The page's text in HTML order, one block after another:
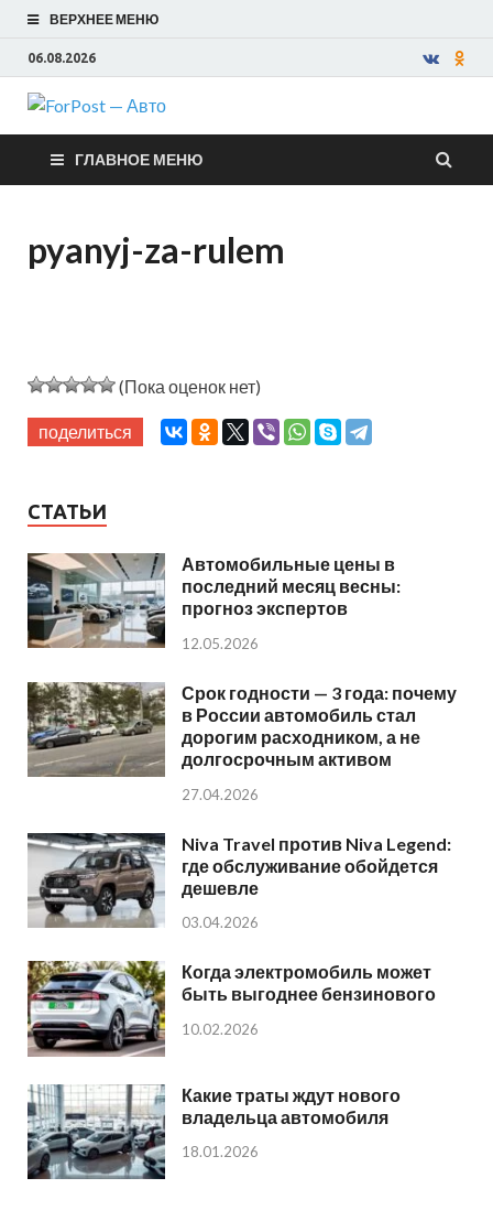
ВЕРХНЕЕ МЕНЮ
06.08.2026
ForPost —
Авто
ГЛАВНОЕ МЕНЮ
pyanyj-za-rulem
(Пока оценок нет)
поделиться
СТАТЬИ
Автомобильные цены в
последний месяц весны:
прогноз экспертов
12.05.2026
Срок годности — 3 года: почему
в России автомобиль стал
дорогим расходником, а не
долгосрочным активом
27.04.2026
Niva Travel против Niva Legend:
где обслуживание обойдется
дешевле
03.04.2026
Когда электромобиль может
быть выгоднее бензинового
10.02.2026
Какие траты ждут нового
владельца автомобиля
18.01.2026